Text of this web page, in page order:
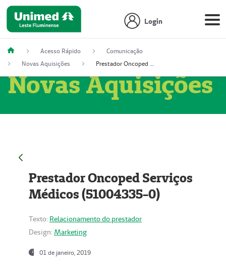
Login
Acesso Rápido
Comunicação
Novas Aquisições
Prestador Oncoped Serviços Médicos (51004335-0)
Novas Aquisições
Prestador Oncoped Serviços
Médicos (51004335-0)
Texto: Relacionamento do prestador
Design: Marketing
01 de janeiro, 2019